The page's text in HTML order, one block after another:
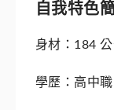
自我特色
身材：184
學歷：高中職